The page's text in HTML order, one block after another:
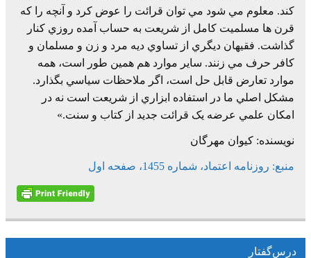
کند. معلوم مي شود مي توان قرائت را عوض کرد و آنچه را که
قرن ها مسلميت کامل از شريعت به حساب آمده روزي کنار
گذاشت. فقيهان ديگري از تساوي ديه مرد و زن و مسلمان و
کافر حرف مي زنند. ساير موارد هم همين طور است، همه
موارد تعارض قابل حل است، اگر ملاحظات سياسي بگذارد.
مشکل اصلي ما در استفاده ابزاري از شريعت است نه در
امکان علمي عرضه يک قرائت جديد از کتاب و سنت.»
نویسنده: کیوان مهرگان
منبع: روزنامه اعتماد، شماره 1455، صفحه اول
درس‌گفتار